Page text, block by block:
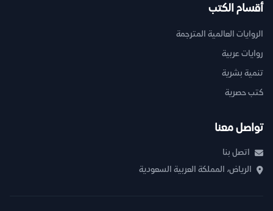
أقسام الكتب
الروايات العالمية المترجمة
روايات عربية
تنمية بشرية
كتب حصرية
تواصل معنا
اتصل بنا
الرياض، المملكة العربية السعودية